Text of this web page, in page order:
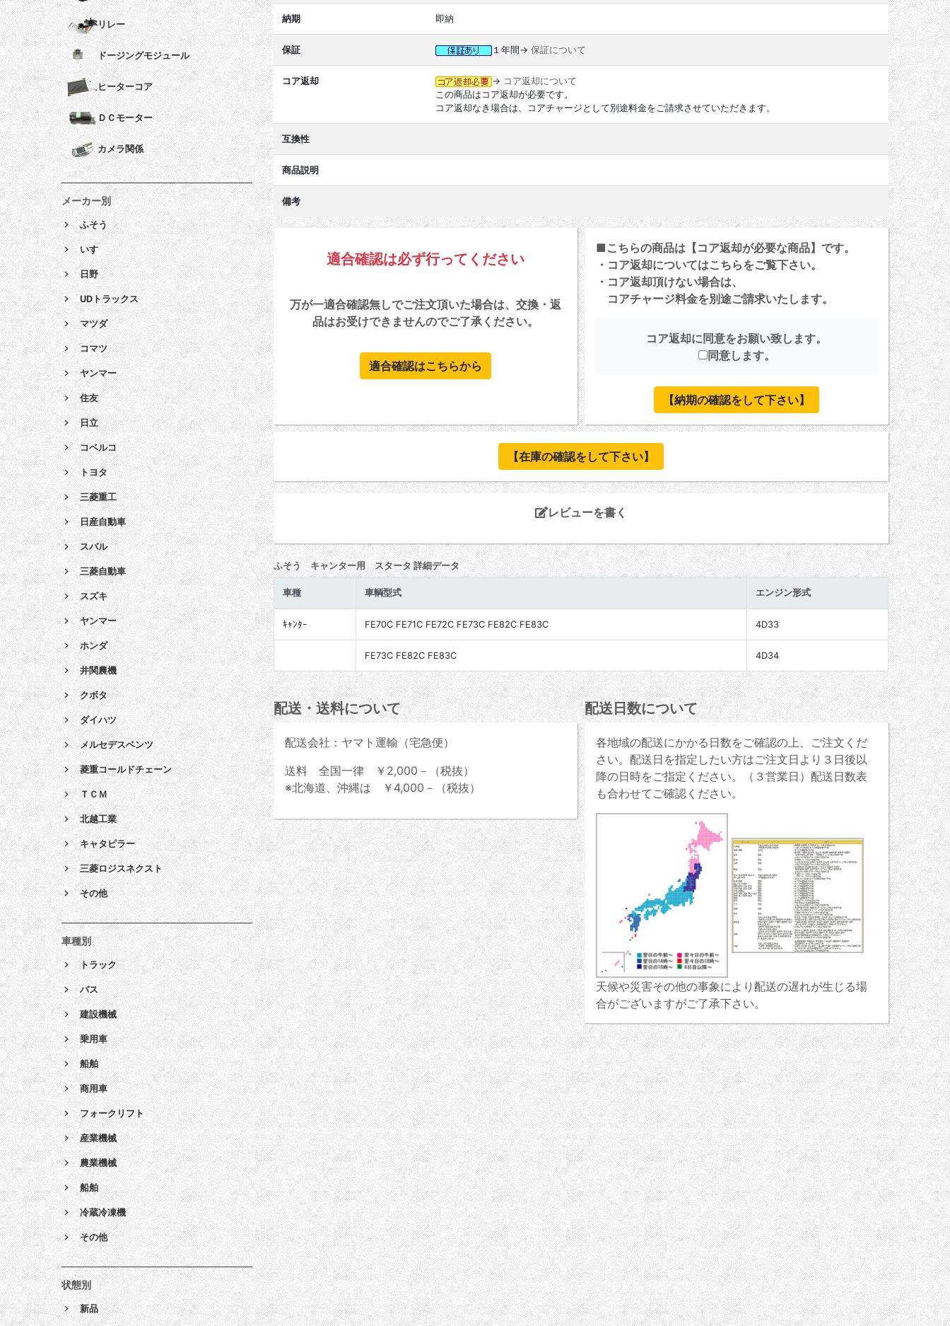
納期 即納
保証 １年間→ 保証について
コア返却 → コア返却について
この商品はコア返却が必要です。
コア返却なき場合は、コアチャージとして別途料金をご請求させていただきます。
互換性
商品説明
備考
適合確認は必ず行ってください
万が一適合確認無しでご注文頂いた場合は、交換・返
品はお受けできませんのでご了承ください。
適合確認はこちらから
■こちらの商品は【コア返却が必要な商品】です。
・コア返却についてはこちらをご覧下さい。
・コア返却頂けない場合は、
コアチャージ料金を別途ご請求いたします。
コア返却に同意をお願い致します。
同意します。
【納期の確認をして下さい】
【在庫の確認をして下さい】
レビューを書く
ふそう キャンター用 スタータ 詳細データ
車種 車輌型式 エンジン形式
ｷｬﾝﾀｰ FE70C FE71C FE72C FE73C FE82C FE83C 4D33
FE73C FE82C FE83C 4D34
配送・送料について
配送会社：ヤマト運輸（宅急便）
送料 全国一律 ￥2,000－（税抜）
※北海道、沖縄は ￥4,000－（税抜）
配送日数について
各地域の配送にかかる日数をご確認の上、ご注文くだ
さい。配送日を指定したい方はご注文日より３日後以
降の日時をご指定ください。（３営業日）配送日数表
も合わせてご確認ください。
天候や災害その他の事象により配送の遅れが生じる場
合がございますがご了承下さい。
リレー
ドージングモジュール
ヒーターコア
ＤＣモーター
カメラ関係
メーカー別
ふそう
いすゞ
日野
UDトラックス
マツダ
コマツ
ヤンマー
住友
日立
コベルコ
トヨタ
三菱重工
日産自動車
スバル
三菱自動車
スズキ
ヤンマー
ホンダ
井関農機
クボタ
ダイハツ
メルセデスベンツ
菱重コールドチェーン
ＴＣＭ
北越工業
キャタピラー
三菱ロジスネクスト
その他
車種別
トラック
バス
建設機械
乗用車
船舶
商用車
フォークリフト
産業機械
農業機械
船舶
冷蔵冷凍機
その他
状態別
新品